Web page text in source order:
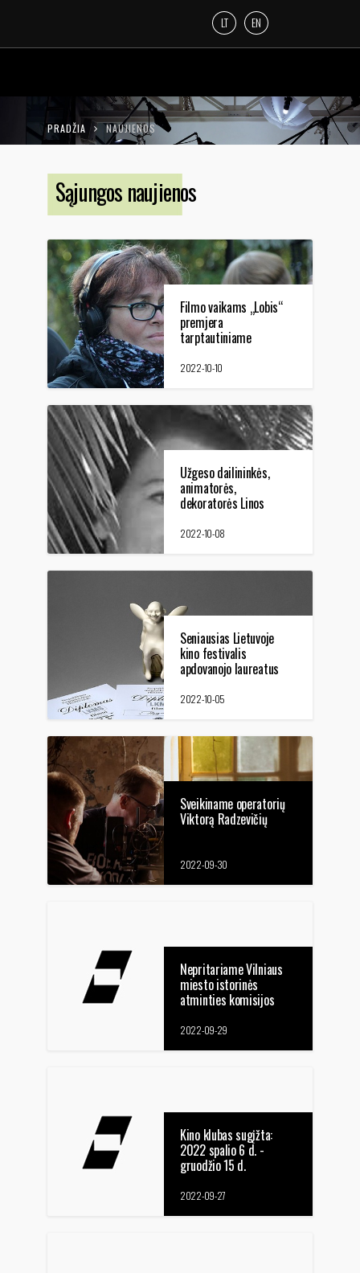
LT EN
PRADŽIA NAUJIENOS
Sąjungos naujienos
Filmo vaikams „Lobis“
premjera
tarptautiniame
kino festivalyje
2022-10-10
Užgeso dailininkės,
animatorės,
dekoratorės Linos
gyvybė
2022-10-08
Seniausias Lietuvoje
kino festivalis
apdovanojo laureatus
2022-10-05
Sveikiname operatorių
Viktorą Radzevičių
2022-09-30
Nepritariame Vilniaus
miesto istorinės
atminties komisijos
Regimanto Adomaičio
atminimo
2022-09-29
Kino klubas sugįžta:
2022 spalio 6 d. -
gruodžio 15 d.
2022-09-27